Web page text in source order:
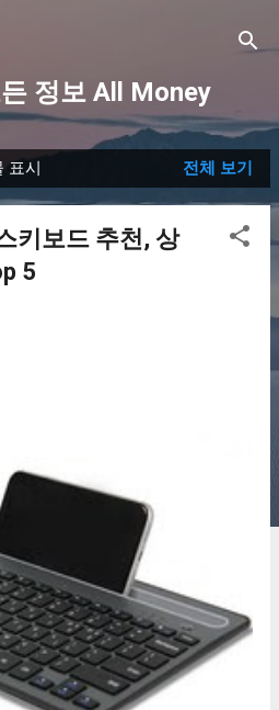
정보 All Money
표시 전체 보기
키보드 추천, 상
5